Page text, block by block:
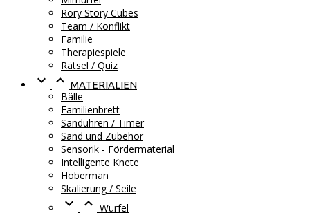
Rory Story Cubes
Team / Konflikt
Familie
Therapiespiele
Rätsel / Quiz
  MATERIALIEN
Bälle
Familienbrett
Sanduhren / Timer
Sand und Zubehör
Sensorik - Fördermaterial
Intelligente Knete
Hoberman
Skalierung / Seile
  Würfel